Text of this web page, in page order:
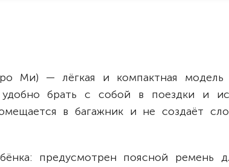
Вертикализаторы
Кровати для дома
Ми) — лёгкая и компактная
брать с собой в поездки и
в багажник и не создаёт
предусмотрен поясной ремень